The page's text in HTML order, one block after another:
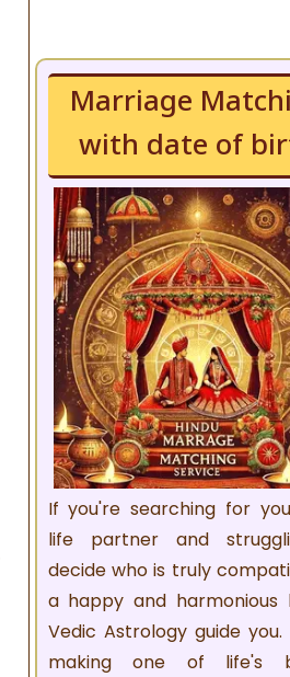
Marriage
with date of
If you're searching for
life partner and
decide who is truly
a happy and harmonious
Vedic Astrology guide
making one of life's